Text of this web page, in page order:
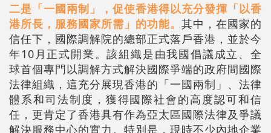
二是「一國兩制」，促使香港得以充分發揮「以香
港所長，服務國家所需」的功能。 其中，在國家的
信任下，國際調解院的總部正式落戶香港，並於今
年10月正式開業。該組織是由我國倡議成立、全
球首個專門以調解方式解決國際爭端的政府間國際
法律組織，這充分展現香港的「一國兩制」、法律
體系和司法制度，獲得國際社會的高度認可和信
任，更肯定了香港具有作為亞太區國際法律及爭議
解決服務中心的實力。特別是，現時不少內地企業